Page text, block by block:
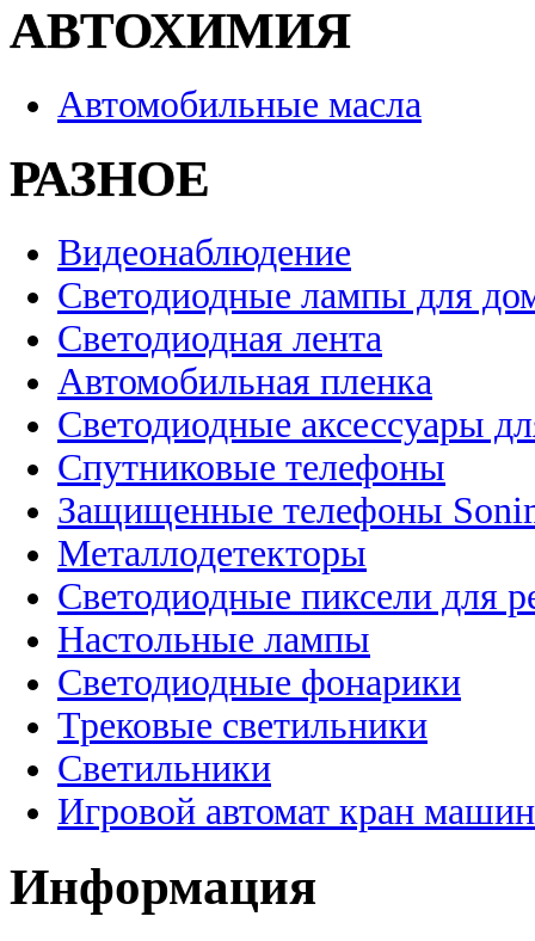
АВТОХИМИЯ
Автомобильные масла
РАЗНОЕ
Видеонаблюдение
Светодиодные лампы для
Светодиодная лента
Автомобильная пленка
Светодиодные аксессуары
Спутниковые телефоны
Защищенные телефоны
Металлодетекторы
Светодиодные пиксели для
Настольные лампы
Светодиодные фонарики
Трековые светильники
Светильники
Игровой автомат кран
Информация